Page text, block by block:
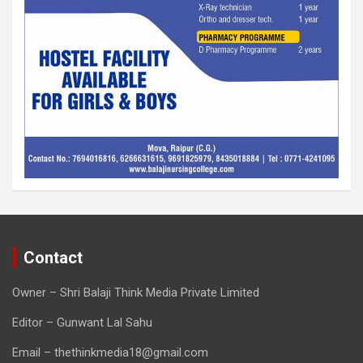
Contact
Owner – Shri Balaji Think Media Private Limited
Editor – Gunwant Lal Sahu
Email – thethinkmedia18@gmail.com